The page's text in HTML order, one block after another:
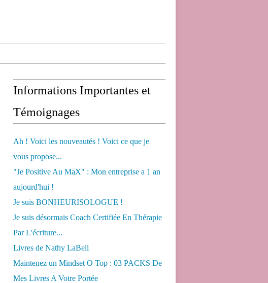
Informations Importantes et
Témoignages
Ah ! Voici les nouveautés ! Voici ce que je
vous propose...
"Je Positive Au MaX" : Mon entreprise a 1 an
aujourd'hui !
Je suis BONHEURISOLOGUE !
Je suis désormais Coach Certifiée En Thérapie
Par L'écriture...
Livres de Nathy LaBell
Maintenez un Mindset O Top : 03 PACKS De
Mes Livres A Votre Portée